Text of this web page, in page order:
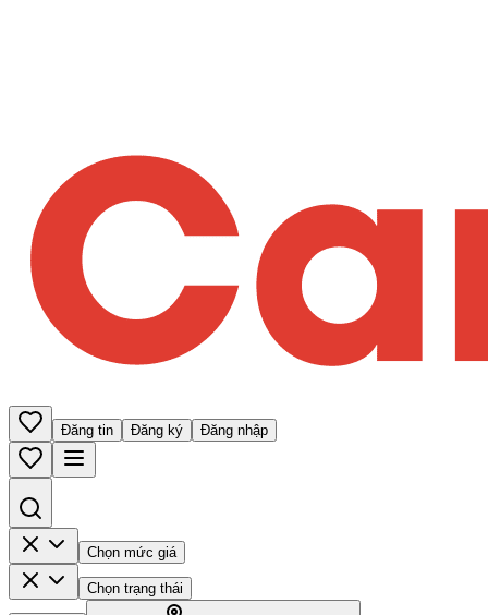
Đăng tin Đăng ký Đăng nhập
Chọn mức giá
Chọn trạng thái